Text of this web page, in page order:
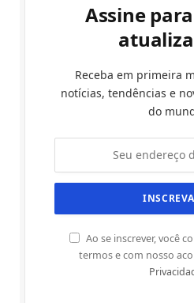
Assine
Receba em primeira
notícias, tendências e
do
Ao se inscrever, você
termos e com nosso